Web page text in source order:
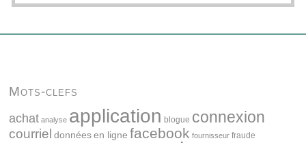
Mots-clefs
achat analyse application blogue connexion
courriel donnéesen ligne facebook fournisseur fraude